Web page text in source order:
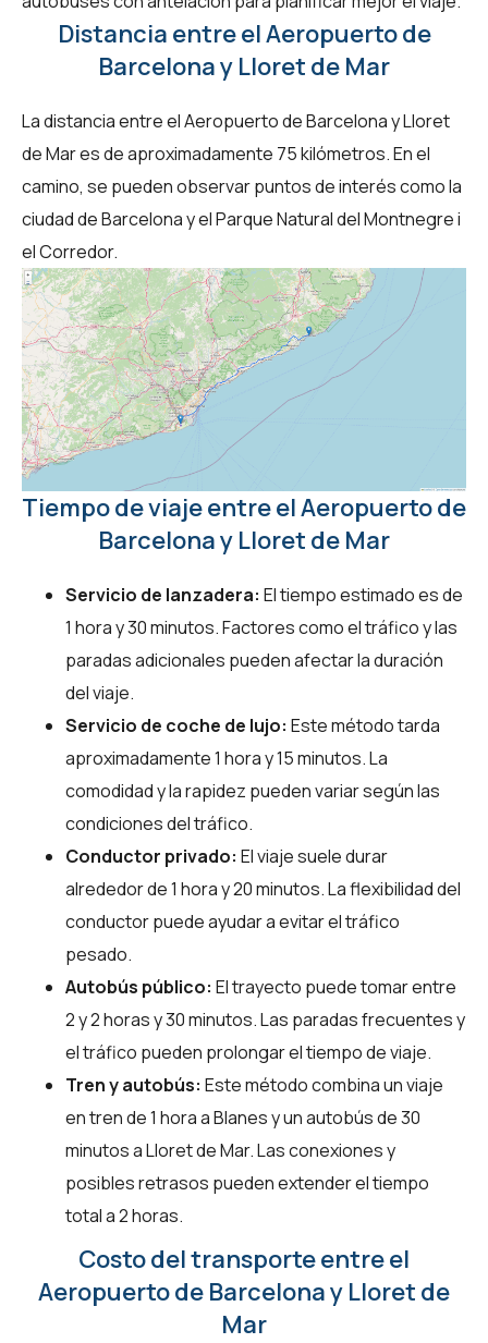
Distancia entre el Aeropuerto de
Barcelona y Lloret de Mar
La distancia entre el Aeropuerto de Barcelona y Lloret
de Mar es de aproximadamente 75 kilómetros. En el
camino, se pueden observar puntos de interés como la
ciudad de Barcelona y el Parque Natural del Montnegre i
el Corredor.
Tiempo de viaje entre el Aeropuerto de
Barcelona y Lloret de Mar
Servicio de lanzadera: El tiempo estimado es de
1 hora y 30 minutos. Factores como el tráfico y las
paradas adicionales pueden afectar la duración
del viaje.
Servicio de coche de lujo: Este método tarda
aproximadamente 1 hora y 15 minutos. La
comodidad y la rapidez pueden variar según las
condiciones del tráfico.
Conductor privado: El viaje suele durar
alrededor de 1 hora y 20 minutos. La flexibilidad del
conductor puede ayudar a evitar el tráfico
pesado.
Autobús público: El trayecto puede tomar entre
2 y 2 horas y 30 minutos. Las paradas frecuentes y
el tráfico pueden prolongar el tiempo de viaje.
Tren y autobús: Este método combina un viaje
en tren de 1 hora a Blanes y un autobús de 30
minutos a Lloret de Mar. Las conexiones y
posibles retrasos pueden extender el tiempo
total a 2 horas.
Costo del transporte entre el
Aeropuerto de Barcelona y Lloret de
Mar